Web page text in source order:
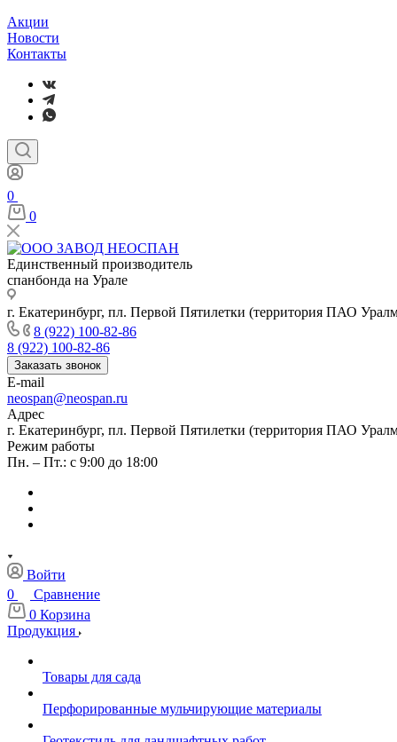
Акции
Новости
Контакты
0
0
Единственный производитель
спанбонда на Урале
г. Екатеринбург, пл. Первой Пятилетки (территория ПАО
8 (922) 100-82-86
8 (922) 100-82-86
Заказать звонок
E-mail
neospan@neospan.ru
Адрес
г. Екатеринбург, пл. Первой Пятилетки (территория ПАО
Режим работы
Пн. – Пт.: с 9:00 до 18:00
Войти
0
Сравнение
0 Корзина
Продукция
Товары для сада
Перфорированные мульчирующие материалы